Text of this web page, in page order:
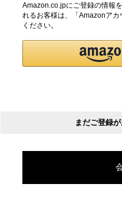
Amazon.co.jpにご登録の情報
れるお客様は、「Amazonア
ください。
まだご登録